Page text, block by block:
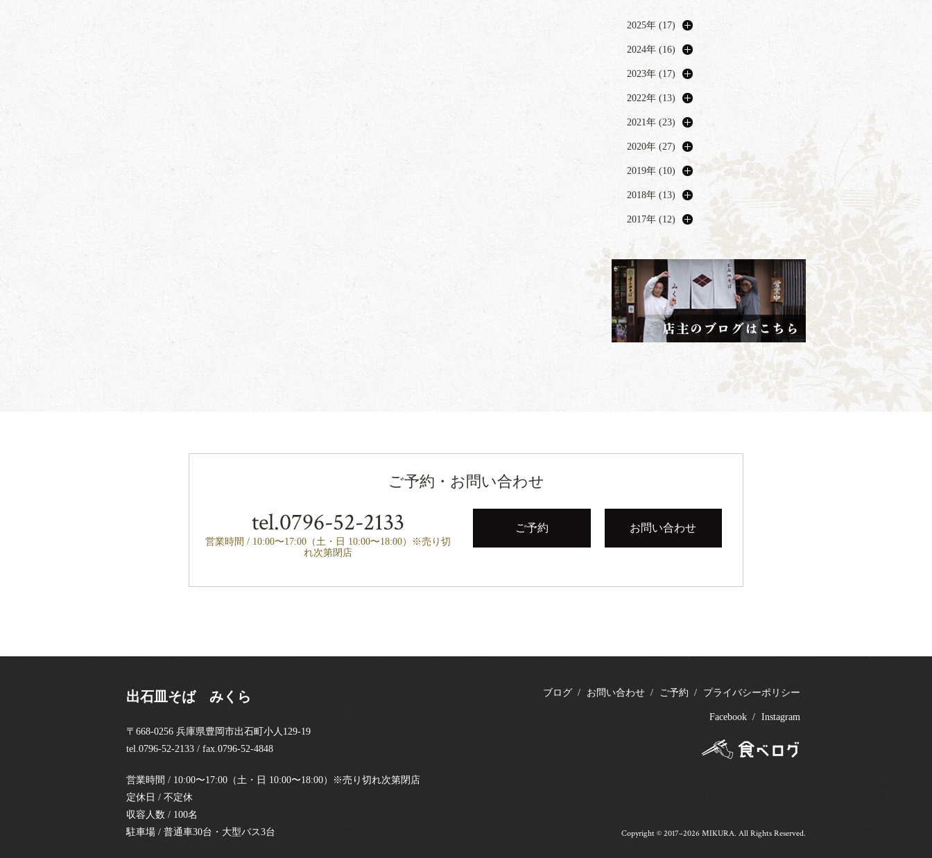
2025年 (17)
2024年 (16)
2023年 (17)
2022年 (13)
2021年 (23)
2020年 (27)
2019年 (10)
2018年 (13)
2017年 (12)
ご予約・お問い合わせ
tel.0796-52-2133
営業時間 / 10:00〜17:00（土・日 10:00〜18:00）※売り切
れ次第閉店
ご予約 お問い合わせ
出石皿そば みくら
〒668-0256 兵庫県豊岡市出石町小人129-19
tel.0796-52-2133 / fax.0796-52-4848
営業時間 / 10:00〜17:00（土・日 10:00〜18:00）※売り切れ次第閉店
定休日 / 不定休
収容人数 / 100名
駐車場 / 普通車30台・大型バス3台
ブログ お問い合わせ ご予約 プライバシーポリシー
Facebook Instagram
Copyright © 2017–2026 MIKURA. All Rights Reserved.